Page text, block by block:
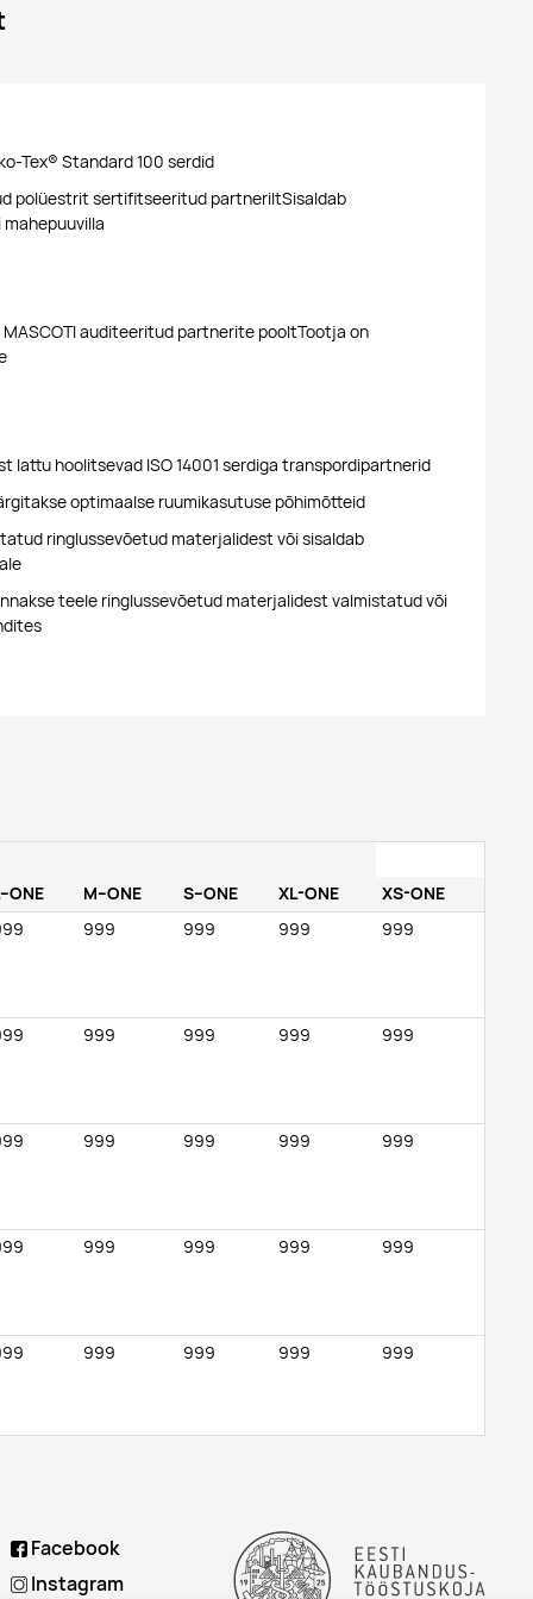
Tex® Standard 100 serdid
polüestrit sertifitseeritud partneriltSisaldab
auditeeritud partnerite pooltTootja on
lattu hoolitsevad ISO 14001 serdiga transpordipartnerid
optimaalse ruumikasutuse põhimõtteid
ringlussevõetud materjalidest või sisaldab
teele ringlussevõetud materjalidest valmistatud või
ONE M--ONE S--ONE XL-ONE XS-ONE
999 999 999 999
999 999 999 999
999 999 999 999
999 999 999 999
999 999 999 999
999 999 999
Facebook
Instagram